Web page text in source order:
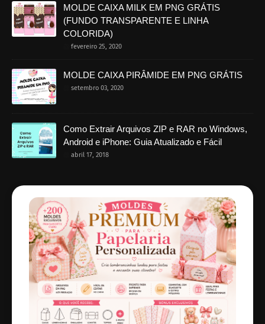
MOLDE CAIXA MILK EM PNG GRÁTIS
(FUNDO TRANSPARENTE E LINHA
COLORIDA)
fevereiro 25, 2020
MOLDE CAIXA PIRÂMIDE EM PNG GRÁTIS
setembro 03, 2020
Como Extrair Arquivos ZIP e RAR no Windows,
Android e iPhone: Guia Atualizado e Fácil
abril 17, 2018